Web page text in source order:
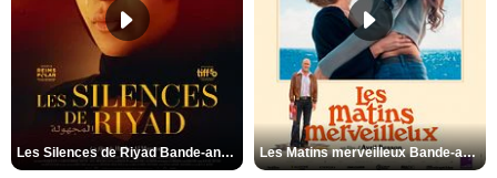
Les Silences de Riyad Bande-annonce VO STFR Les Matins merveilleux Bande-annonce VF